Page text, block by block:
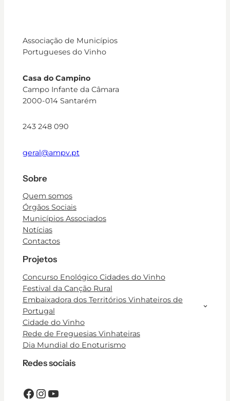
Associação de Municípios
Portugueses do Vinho
Casa do Campino
Campo Infante da Câmara
2000-014 Santarém
243 248 090
geral@ampv.pt
Sobre
Quem somos
Órgãos Sociais
Municípios Associados
Notícias
Contactos
Projetos
Concurso Enológico Cidades do Vinho
Festival da Canção Rural
Embaixadora dos Territórios Vinhateiros de
Portugal
Cidade do Vinho
Rede de Freguesias Vinhateiras
Dia Mundial do Enoturismo
Redes sociais
Facebook InstagramYouTube